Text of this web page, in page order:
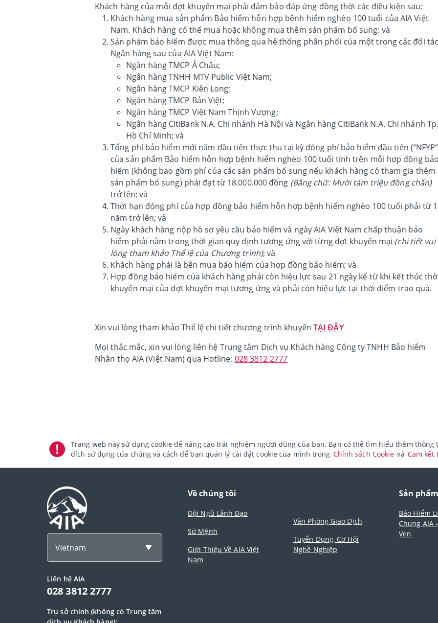
Khách hàng của mỗi đợt khuyến mại phải đảm bảo đáp ứng đồng thời các điều kiện sau:
Khách hàng mua sản phẩm Bảo hiểm hỗn hợp bệnh hiểm nghèo 100 tuổi của AIA Việt
Nam. Khách hàng có thể mua hoặc không mua thêm sản phẩm bổ sung; và
Sản phẩm bảo hiểm được mua thông qua hệ thống phân phối của một trong các đối
Ngân hàng sau của AIA Việt Nam:
Ngân hàng TMCP Á Châu;
Ngân hàng TNHH MTV Public Việt Nam;
Ngân hàng TMCP Kiên Long;
Ngân hàng TMCP Bản Việt;
Ngân hàng TMCP Việt Nam Thịnh Vượng;
Ngân hàng CitiBank N.A. Chi nhánh Hà Nội và Ngân hàng CitiBank N.A. Chi nhánh
Hồ Chí Minh; và
Tổng phí bảo hiểm mới năm đầu tiên thực thu tại kỳ đóng phí bảo hiểm đầu tiên
của sản phẩm Bảo hiểm hỗn hợp bệnh hiểm nghèo 100 tuổi tính trên mỗi hợp đồng
hiểm (không bao gồm phí của các sản phẩm bổ sung nếu khách hàng có tham gia thêm
sản phẩm bổ sung) phải đạt từ 18.000.000 đồng (Bằng chữ: Mười tám triệu đồng chẵn)
trở lên; và
Thời hạn đóng phí của hợp đồng bảo hiểm hỗn hợp bệnh hiểm nghèo 100 tuổi phải từ
năm trở lên; và
Ngày khách hàng nộp hồ sơ yêu cầu bảo hiểm và ngày AIA Việt Nam chấp thuận bảo
hiểm phải nằm trong thời gian quy định tương ứng với từng đợt khuyến mại (chi tiết vui
lòng tham khảo Thể lệ của Chương trình); và
Khách hàng phải là bên mua bảo hiểm của hợp đồng bảo hiểm; và
Hợp đồng bảo hiểm của khách hàng phải còn hiệu lực sau 21 ngày kể từ khi kết thúc
khuyến mại của đợt khuyến mại tương ứng và phải còn hiệu lực tại thời điểm trao quà.
Xin vui lòng tham khảo Thể lệ chi tiết chương trình khuyến TẠI ĐÂY
Mọi thắc mắc, xin vui lòng liên hệ Trung tâm Dịch vụ Khách hàng Công ty TNHH Bảo hiểm
Nhân thọ AIA (Việt Nam) qua Hotline: 028 3812 2777
Trang web này sử dụng cookie để nâng cao trải nghiệm người dùng của bạn. Bạn có thể tìm hiểu thêm
đích sử dụng của chúng và cách để bạn quản lý cài đặt cookie của mình trong Chính sách Cookie và Cam kết
Vietnam
Liên hệ AIA
028 3812 2777
Trụ sở chính (không có Trung tâm
Về chúng tôi
Đội Ngũ Lãnh Đạo
Sứ Mệnh
Giới Thiệu Về AIA Việt
Nam
Văn Phòng Giao Dịch
Tuyển Dụng, Cơ Hội
Nghề Nghiệp
Sản phẩm
Bảo Hiểm
Chung AIA
Vẹn